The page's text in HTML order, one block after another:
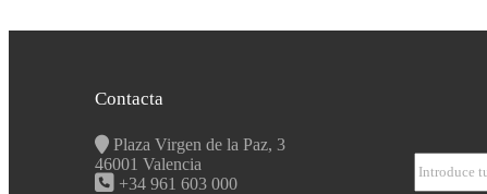
Contacta
Plaza Virgen de la Paz, 3
46001 Valencia
+34 961 603 000